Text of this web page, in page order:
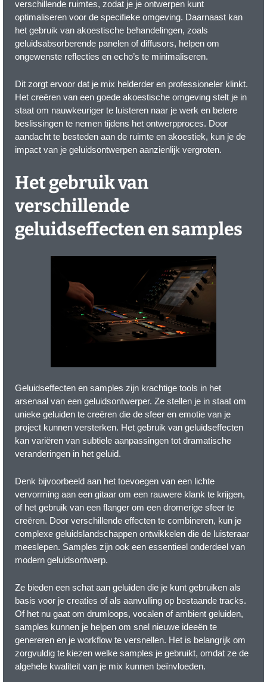
verschillende ruimtes, zodat je je ontwerpen kunt
optimaliseren voor de specifieke omgeving. Daarnaast kan
het gebruik van akoestische behandelingen, zoals
geluidsabsorberende panelen of diffusors, helpen om
ongewenste reflecties en echo’s te minimaliseren.
Dit zorgt ervoor dat je mix helderder en professioneler klinkt.
Het creëren van een goede akoestische omgeving stelt je in
staat om nauwkeuriger te luisteren naar je werk en betere
beslissingen te nemen tijdens het ontwerpproces. Door
aandacht te besteden aan de ruimte en akoestiek, kun je de
impact van je geluidsontwerpen aanzienlijk vergroten.
Het gebruik van
verschillende
geluidseffecten en samples
Geluidseffecten en samples zijn krachtige tools in het
arsenaal van een geluidsontwerper. Ze stellen je in staat om
unieke geluiden te creëren die de sfeer en emotie van je
project kunnen versterken. Het gebruik van geluidseffecten
kan variëren van subtiele aanpassingen tot dramatische
veranderingen in het geluid.
Denk bijvoorbeeld aan het toevoegen van een lichte
vervorming aan een gitaar om een rauwere klank te krijgen,
of het gebruik van een flanger om een dromerige sfeer te
creëren. Door verschillende effecten te combineren, kun je
complexe geluidslandschappen ontwikkelen die de luisteraar
meeslepen. Samples zijn ook een essentieel onderdeel van
modern geluidsontwerp.
Ze bieden een schat aan geluiden die je kunt gebruiken als
basis voor je creaties of als aanvulling op bestaande tracks.
Of het nu gaat om drumloops, vocalen of ambient geluiden,
samples kunnen je helpen om snel nieuwe ideeën te
genereren en je workflow te versnellen. Het is belangrijk om
zorgvuldig te kiezen welke samples je gebruikt, omdat ze de
algehele kwaliteit van je mix kunnen beïnvloeden.